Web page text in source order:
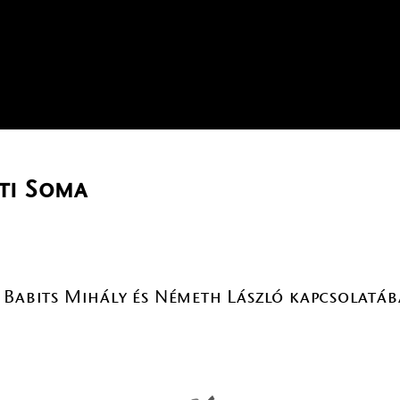
Soma
Mihály és Németh László